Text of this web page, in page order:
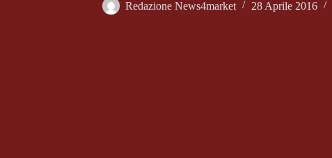
Redazione News4market 28 Aprile 2016